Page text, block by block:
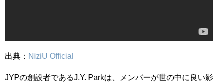
出典： NiziU Official
JYPの創設者であるJ.Y. Parkは、メンバーが世の中に良い影